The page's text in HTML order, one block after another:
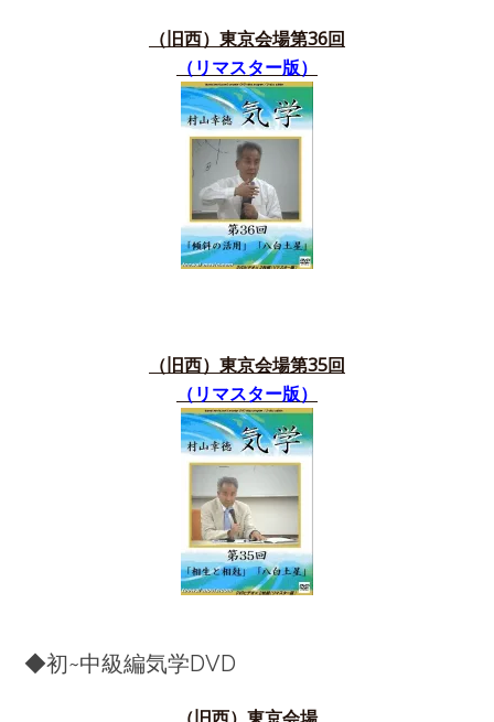
（旧西）東京会場第36回
（リマスター版）
（旧西）東京会場第35回
（リマスター版）
◆初~中級編気学DVD